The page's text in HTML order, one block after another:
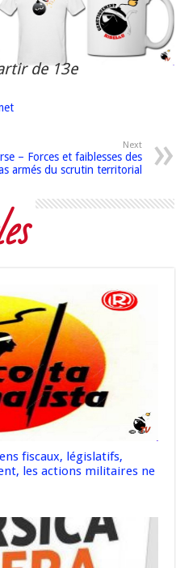
de 13e
Next
– Forces et faiblesses des
armés du scrutin territorial
fiscaux, législatifs,
les actions militaires ne